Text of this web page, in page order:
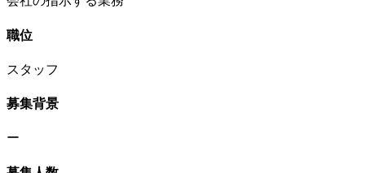
職位
スタッフ
募集背景
ー